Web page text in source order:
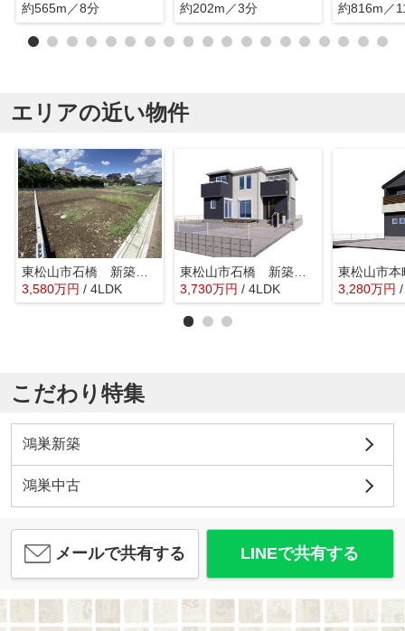
約565m／8分
約202m／3分
約816m／
エリアの近い物件
東松山市石橋 新築戸建 全31棟 17号棟
3,580万円 / 4LDK
東松山市石橋 新築戸建 全31区画 26号棟
3,730万円 / 4LDK 3,280万円
こだわり特集
鴻巣新築
鴻巣中古
メールで共有する LINEで共有する